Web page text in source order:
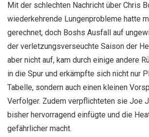
Mit der schlechten Nachricht über Chris
wiederkehrende Lungenprobleme hatte
gerechnet, doch Boshs Ausfall auf
der verletzungsverseuchte Saison der
aber nicht auf, kam durch einige andere
in die Spur und erkämpfte sich nicht nur
Tabelle, sondern auch einen kleinen
Verfolger. Zudem verpflichteten sie Joe
bisher hervorragend einfügte und die
gefährlicher macht.